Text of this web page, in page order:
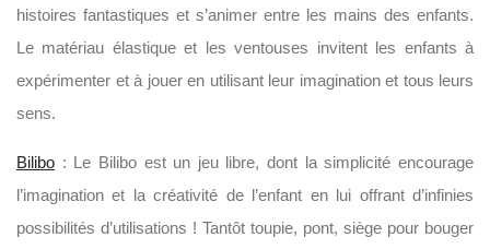
histoires fantastiques et s’animer entre les mains des enfants.
Le matériau élastique et les ventouses invitent les enfants à
expérimenter et à jouer en utilisant leur imagination et tous leurs
sens.
Bilibo : Le Bilibo est un jeu libre, dont la simplicité encourage
l’imagination et la créativité de l’enfant en lui offrant d’infinies
possibilités d’utilisations ! Tantôt toupie, pont, siège pour bouger